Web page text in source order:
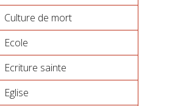
Culture de mort
Ecole
Ecriture sainte
Eglise